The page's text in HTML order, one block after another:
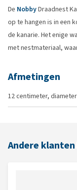
De NobbyDraadnest
op te hangen is in een
de kanarie. Het enige
met nestmateriaal,
Afmetingen
12 centimeter, diameter
Andere